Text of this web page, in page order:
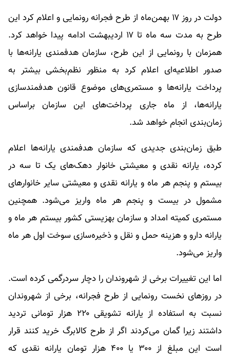
دولت در روز ۱۷ بهمن‌ماه از طرح فجرانه رونمایی و اعلام کرد این
طرح به مدت سه ماه تا ۱۷ اردیبهشت ادامه پیدا خواهد کرد.
همزمان با رونمایی از این طرح، سازمان هدفمندی یارانه‌ها با
صدور اطلاعیه‌ای اعلام کرد به منظور نظم‌بخشی بیشتر به
پرداخت یارانه‌ها و مستمری‌های موضوع قانون هدفمندسازی
یارانه‌ها، از ماه جاری پرداخت‌های این سازمان براساس
زمان‌بندی انجام خواهد شد.
طبق زمان‌بندی جدیدی که سازمان هدفمندی یارانه‌ها اعلام
کرده، یارانه نقدی و معیشتی خانوار دهک‌های یک تا سه در
بیستم و پنجم هر ماه و یارانه نقدی و معیشتی سایر خانوارهای
مشمول در بیست و پنجم هر ماه واریز می‌شود. همچنین
مستمری کمیته امداد و سازمان بهزیستی کشور بیستم هر ماه و
یارانه دارو و هزینه حمل و نقل و ذخیره‌سازی سوخت اول هر ماه
واریز می‌شود.
اما این تغییرات برخی از شهروندان را دچار سردرگمی کرده است.
در روزهای نخست رونمایی از طرح فجرانه، برخی از شهروندان
نسبت به استفاده از یارانه تشویقی ۲۲۰ هزار تومانی تردید
داشتند زیرا گمان می‌کردند اگر از طرح کالابرگ خرید کنند قرار
است این مبلغ از ۳۰۰ یا ۴۰۰ هزار تومان یارانه نقدی که